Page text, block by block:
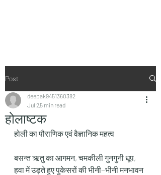
Post
होलाष्टक
deepak9451360382
Jul 25 min read
होली का पौराणिक एवं वैज्ञानिक महत्व
बसन्त ऋतु का आगमन, चमकीली गुनगुनी धूप,
हवा में उड़ते हुए पुकेसरों की भीनी−भीनी मनभावन